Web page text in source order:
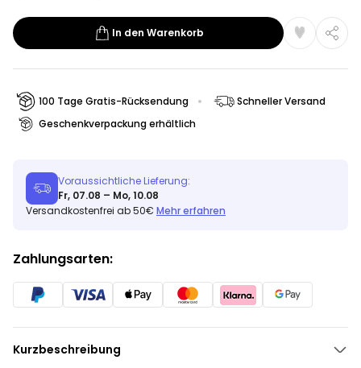
In den Warenkorb
100 Tage Gratis-Rücksendung
Schneller Versand
Geschenkverpackung erhältlich
Voraussichtliche Lieferung:
Fr, 07.08 – Mo, 10.08
Versandkostenfrei ab 50€ Mehr erfahren
Zahlungsarten:
Kurzbeschreibung